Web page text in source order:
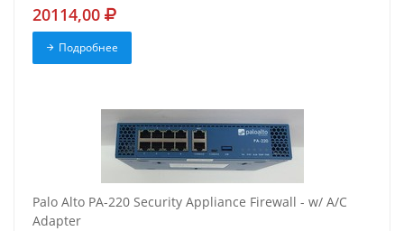
20114,00
Подробнее
Palo Alto PA-220 Security Appliance Firewall - w/ A/C
Adapter